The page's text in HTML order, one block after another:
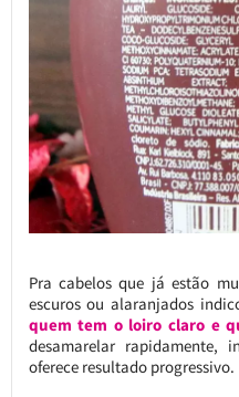
Pra cabelos que já estão
escuros ou alaranjados
quem tem o loiro claro e
desamarelar rapidamente,
oferece resultado progressivo.